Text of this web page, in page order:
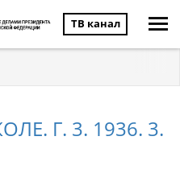
ТВ канал
Г. 3. 1936. 3.